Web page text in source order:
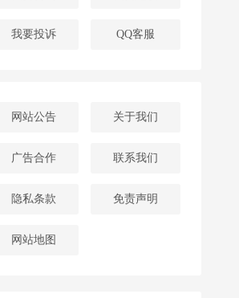
我要投诉 QQ客服
网站公告 关于我们
广告合作 联系我们
隐私条款 免责声明
网站地图